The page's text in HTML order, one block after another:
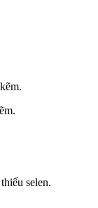
selen.